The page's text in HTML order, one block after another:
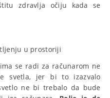
zdravlja očiju kada se
u prostoriji
se radi za računarom ne
svetla, jer bi to izazvalo
ne bi trebalo da bude